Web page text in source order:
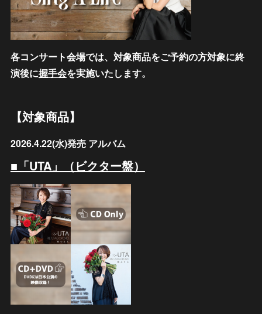
各コンサート会場では、対象商品をご予約の方対象に終
演後に握手会を実施いたします。
【対象商品】
2026.4.22(水)発売 アルバム
■「UTA」（ビクター盤）